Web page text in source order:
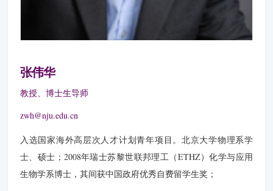
张伟华
教授、博士生导师
zwh@nju.edu.cn
入选国家海外高层次人才计划青年项目。北京大学物理系学
士、硕士；2008年瑞士苏黎世联邦理工（ETHZ）化学与应用
生物学系博士，其间获中国政府优秀自费留学生奖；